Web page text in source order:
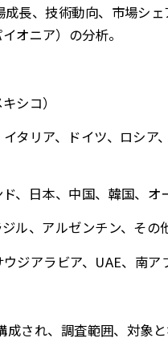
長、技術動向、市場シ
オニア）の分析。
シコ）
タリア、ドイツ、ロシ
、日本、中国、韓国、オ
ル、アルゼンチン、その
ジアラビア、UAE、南ア
成され、調査範囲、対象